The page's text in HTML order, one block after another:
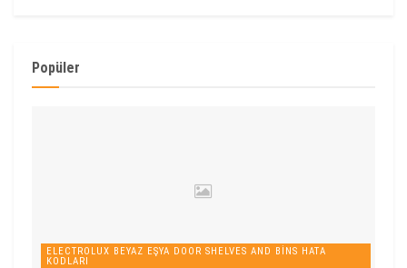
Popüler
ELECTROLUX BEYAZ EŞYA DOOR SHELVES AND BINS HATA
KODLARI